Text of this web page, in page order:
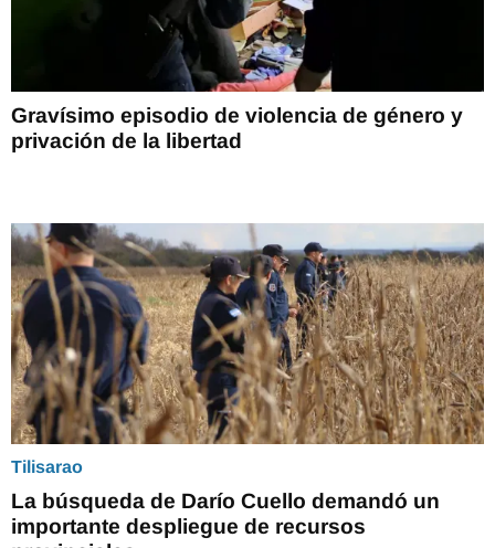
Gravísimo episodio de violencia de género y
privación de la libertad
Tilisarao
La búsqueda de Darío Cuello demandó un
importante despliegue de recursos